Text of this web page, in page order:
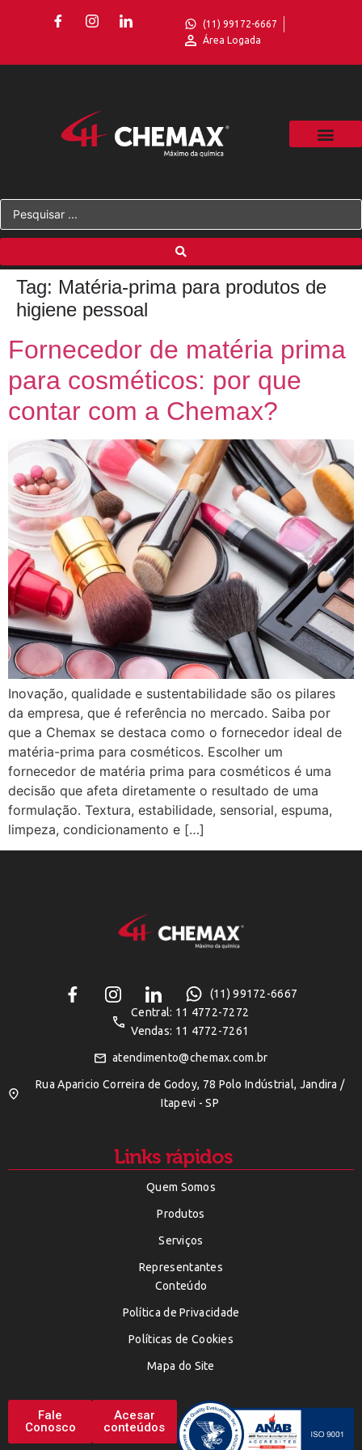
(11) 99172-6667
Área Logada
Tag: Matéria-prima para produtos de
higiene pessoal
Fornecedor de matéria prima
para cosméticos: por que
contar com a Chemax?
Inovação, qualidade e sustentabilidade são os pilares
da empresa, que é referência no mercado. Saiba por
que a Chemax se destaca como o fornecedor ideal de
matéria-prima para cosméticos. Escolher um
fornecedor de matéria prima para cosméticos é uma
decisão que afeta diretamente o resultado de uma
formulação. Textura, estabilidade, sensorial, espuma,
limpeza, condicionamento e […]
(11) 99172-6667
Central: 11 4772-7272
Vendas: 11 4772-7261
atendimento@chemax.com.br
Rua Aparicio Correira de Godoy, 78 Polo Indústrial, Jandira /
Itapevi - SP
Links rápidos
Quem Somos
Produtos
Serviços
Representantes
Conteúdo
Política de Privacidade
Políticas de Cookies
Mapa do Site
Fale
Conosco
Acesar
conteúdos